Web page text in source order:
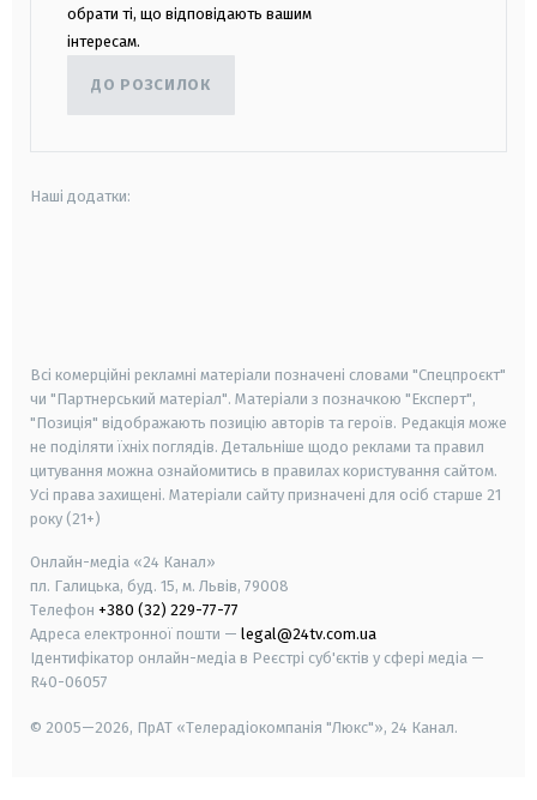
обрати ті, що відповідають вашим
інтересам.
ДО РОЗСИЛОК
Наші додатки:
Всі комерційні рекламні матеріали позначені словами "Спецпроєкт"
чи "Партнерський матеріал". Матеріали з позначкою "Експерт",
"Позиція" відображають позицію авторів та героїв. Редакція може
не поділяти їхніх поглядів. Детальніше щодо реклами та правил
цитування можна ознайомитись в правилах користування сайтом.
Усі права захищені. Матеріали сайту призначені для осіб старше 21
року (21+)
Онлайн-медіа «24 Канал»
пл. Галицька, буд. 15, м. Львів, 79008
Телефон +380 (32) 229-77-77
Адреса електронної пошти — legal@24tv.com.ua
Ідентифікатор онлайн-медіа в Реєстрі суб'єктів у сфері медіа —
R40-06057
© 2005—2026, ПрАТ «Телерадіокомпанія "Люкс"», 24 Канал.